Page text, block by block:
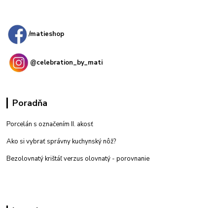
/matieshop
@celebration_by_mati
Poradňa
Porcelán s označením II. akosť
Ako si vybrať správny kuchynský nôž?
Bezolovnatý krištáľ verzus olovnatý - porovnanie